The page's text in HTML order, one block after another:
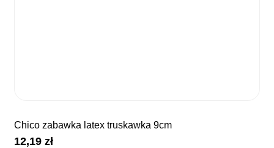
chico zabawka latex truskawka 9cm
12,19zł